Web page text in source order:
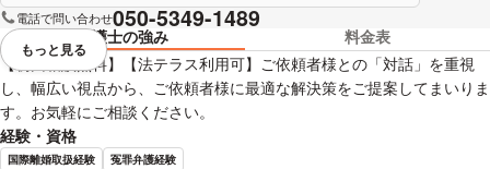
電話で問い合わせ050-5349-1489
弁護士の強み
料金表
【初回相談無料】【法テラス利用可】ご依頼者様との「対話」を重視
し、幅広い視点から、ご依頼者様に最適な解決策をご提案してまいりま
す。お気軽にご相談ください。
経験・資格
国際離婚取扱経験 冤罪弁護経験
視覚的に省略されている要素を
もっと見る